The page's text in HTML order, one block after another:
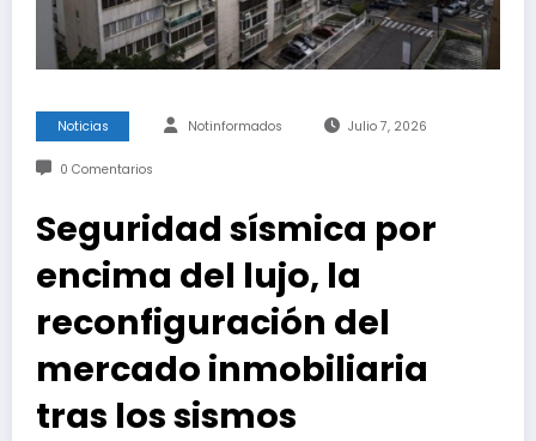
Noticias Notinformados Julio 7, 2026
0 Comentarios
Seguridad sísmica por
encima del lujo, la
reconfiguración del
mercado inmobiliaria
tras los sismos